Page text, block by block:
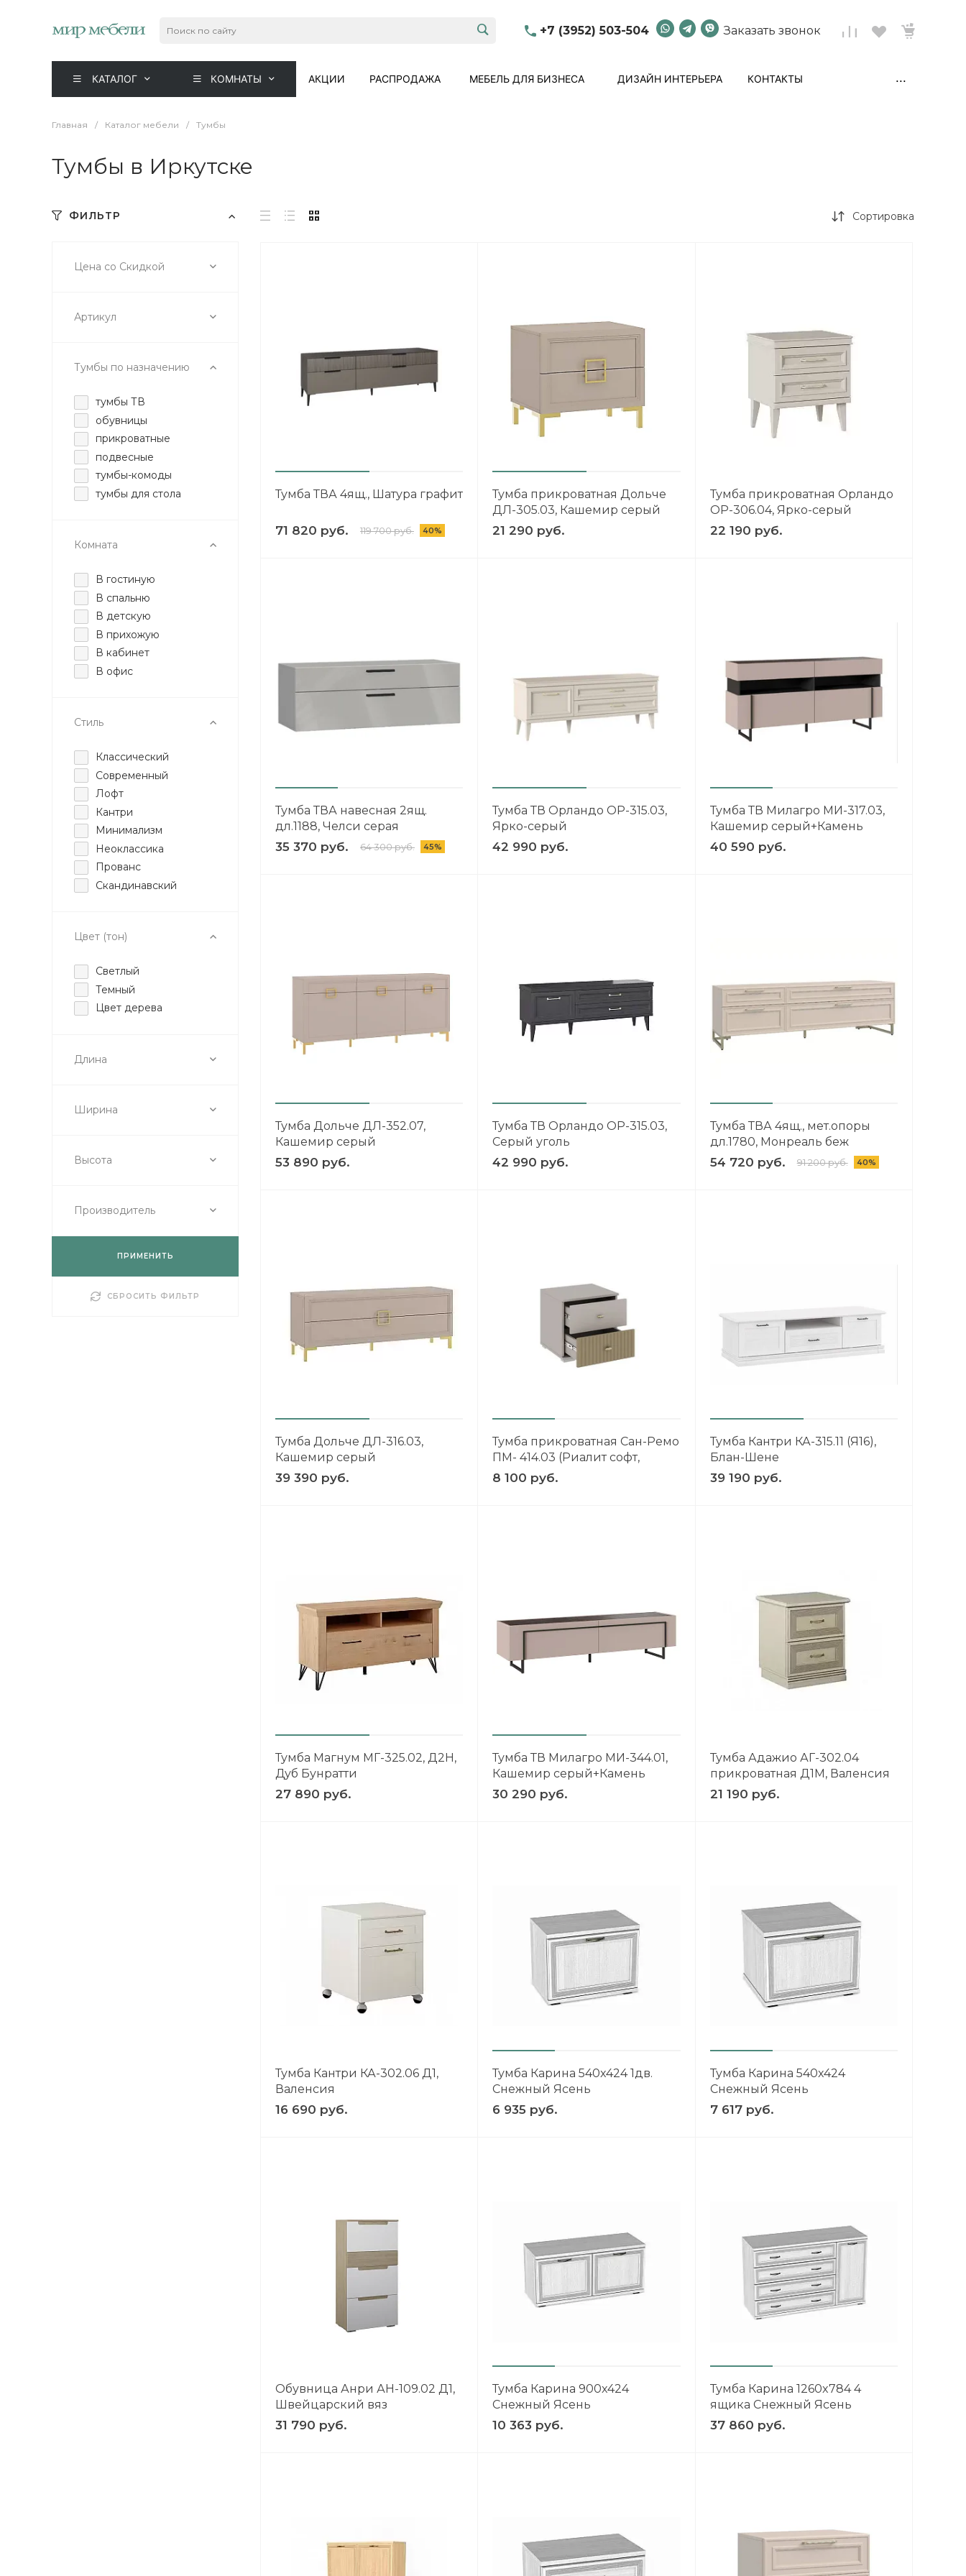
+7 (3952) 503-504 Заказать звонок
КАТАЛОГ КОМНАТЫ АКЦИИ РАСПРОДАЖА МЕБЕЛЬ ДЛЯ БИЗНЕСА ДИЗАЙН ИНТЕРЬЕРА КОНТАКТЫ ...
Главная / Каталог мебели / Тумбы
Тумбы в Иркутске
ФИЛЬТР
Цена со Скидкой
Артикул
Тумбы по назначению
тумбы ТВ
обувницы
прикроватные
подвесные
тумбы-комоды
тумбы для стола
Комната
В гостиную
В спальню
В детскую
В прихожую
В кабинет
В офис
Стиль
Классический
Современный
Лофт
Кантри
Минимализм
Неоклассика
Прованс
Скандинавский
Цвет (тон)
Светлый
Темный
Цвет дерева
Длина
Ширина
Высота
Производитель
ПРИМЕНИТЬ
СБРОСИТЬ ФИЛЬТР
Сортировка
Тумба ТВА 4ящ., Шатура графит
71 820 руб. 119 700 руб. 40%
Тумба прикроватная Дольче
ДЛ-305.03, Кашемир серый
21 290 руб.
Тумба прикроватная Орландо
ОР-306.04, Ярко-серый
22 190 руб.
Тумба ТВА навесная 2ящ.
дл.1188, Челси серая
35 370 руб. 64 300 руб. 45%
Тумба ТВ Орландо ОР-315.03,
Ярко-серый
42 990 руб.
Тумба ТВ Милагро МИ-317.03,
Кашемир серый+Камень
Пьетра+Черный графит
40 590 руб.
Тумба Дольче ДЛ-352.07,
Кашемир серый
53 890 руб.
Тумба ТВ Орландо ОР-315.03,
Серый уголь
42 990 руб.
Тумба ТВА 4ящ., мет.опоры
дл.1780, Монреаль беж
54 720 руб. 91 200 руб. 40%
Тумба Дольче ДЛ-316.03,
Кашемир серый
39 390 руб.
Тумба прикроватная Сан-Ремо
ПМ- 414.03 (Риалит софт,
Кашемир)
8 100 руб.
Тумба Кантри КА-315.11 (Я16),
Блан-Шене
39 190 руб.
Тумба Магнум МГ-325.02, Д2Н,
Дуб Бунратти
27 890 руб.
Тумба ТВ Милагро МИ-344.01,
Кашемир серый+Камень
Пьетра+Черный
30 290 руб.
Тумба Адажио АГ-302.04
прикроватная Д1М, Валенсия
21 190 руб.
Тумба Кантри КА-302.06 Д1,
Валенсия
16 690 руб.
Тумба Карина 540x424 1дв.
Снежный Ясень
6 935 руб.
Тумба Карина 540x424
Снежный Ясень
7 617 руб.
Обувница Анри АН-109.02 Д1,
Швейцарский вяз
31 790 руб.
Тумба Карина 900x424
Снежный Ясень
10 363 руб.
Тумба Карина 1260x784 4
ящика Снежный Ясень
37 860 руб.
Доступно вращений: 1